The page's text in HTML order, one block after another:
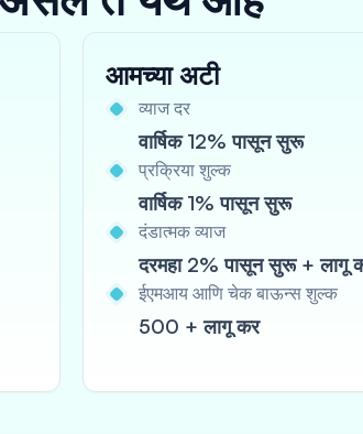
आमच्या अटी
व्याज दर
वार्षिक 12% पासून सुरू
प्रक्रिया शुल्क
वार्षिक 1% पासून सुरू
दंडात्मक व्याज
दरमहा 2% पासून सुरू + लागू
ईएमआय आणि चेक बाऊन्स शुल्क
500 + लागू कर